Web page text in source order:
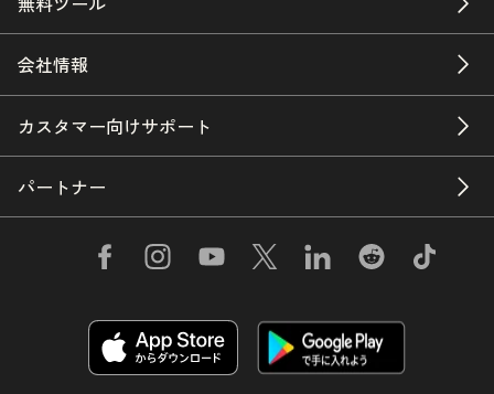
会社情報
カスタマー向けサポート
パートナー